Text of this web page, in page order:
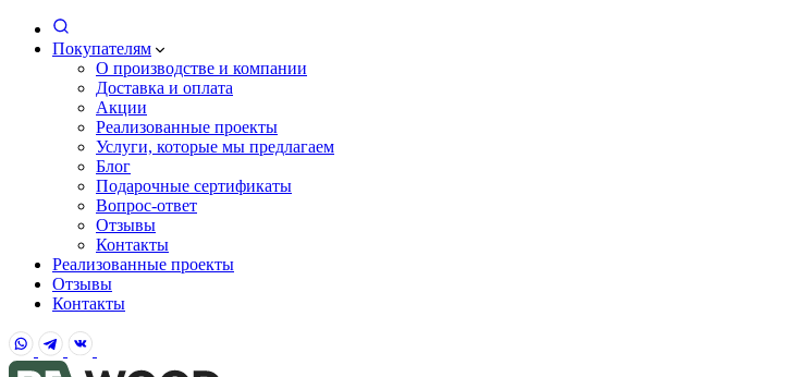
Покупателям
О производстве и компании
Доставка и оплата
Акции
Реализованные проекты
Услуги, которые мы предлагаем
Блог
Подарочные сертификаты
Вопрос-ответ
Отзывы
Контакты
Реализованные проекты
Отзывы
Контакты